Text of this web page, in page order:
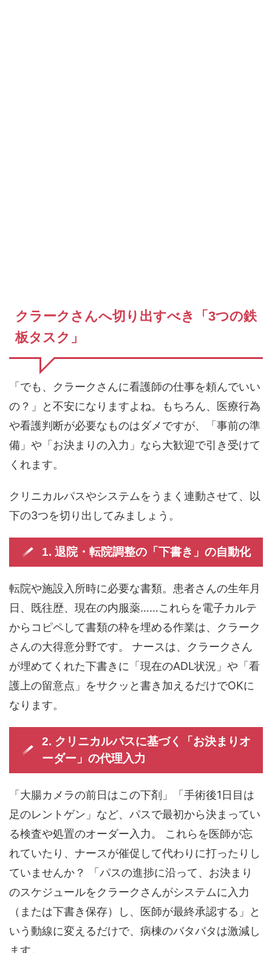
クラークさんへ切り出すべき「3つの鉄
板タスク」
「でも、クラークさんに看護師の仕事を頼んでいい
の？」と不安になりますよね。もちろん、医療行為
や看護判断が必要なものはダメですが、「事前の準
備」や「お決まりの入力」なら大歓迎で引き受けて
くれます。
クリニカルパスやシステムをうまく連動させて、以
下の3つを切り出してみましょう。
1. 退院・転院調整の「下書き」の自動化
転院や施設入所時に必要な書類。患者さんの生年月
日、既往歴、現在の内服薬……これらを電子カルテ
からコピペして書類の枠を埋める作業は、クラーク
さんの大得意分野です。 ナースは、クラークさん
が埋めてくれた下書きに「現在のADL状況」や「看
護上の留意点」をサクッと書き加えるだけでOKに
なります。
2. クリニカルパスに基づく「お決まりオ
ーダー」の代理入力
「大腸カメラの前日はこの下剤」「手術後1日目は
足のレントゲン」など、パスで最初から決まってい
る検査や処置のオーダー入力。 これらを医師が忘
れていたり、ナースが催促して代わりに打ったりし
ていませんか？ 「パスの進捗に沿って、お決まり
のスケジュールをクラークさんがシステムに入力
（または下書き保存）し、医師が最終承認する」と
いう動線に変えるだけで、病棟のバタバタは激減し